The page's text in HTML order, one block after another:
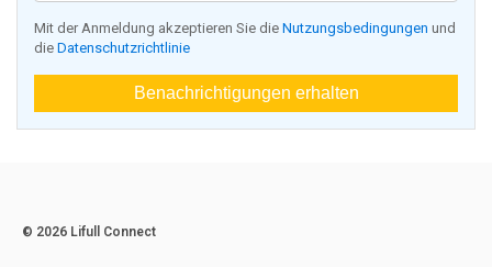
Mit der Anmeldung akzeptieren Sie die Nutzungsbedingungen und
die Datenschutzrichtlinie
Benachrichtigungen erhalten
© 2026 Lifull Connect